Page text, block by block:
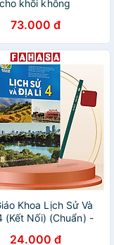
khối không
tạo thạc sĩ, tiến sĩ
khoa học tự
nghệ)
73.000 đ
Khoa Lịch Sử Và
(Kết Nối) (Chuẩn) -
24.000 đ